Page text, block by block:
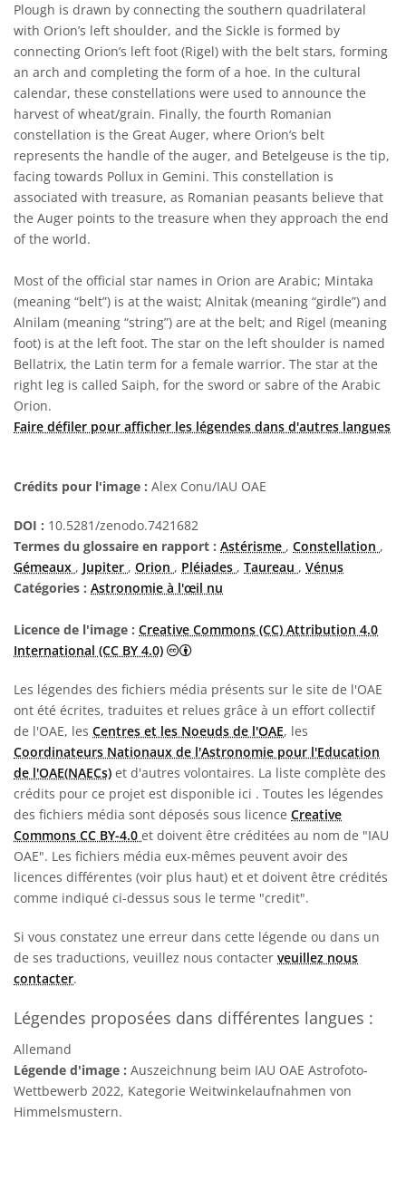
Plough is drawn by connecting the southern quadrilateral
with Orion’s left shoulder, and the Sickle is formed by
connecting Orion’s left foot (Rigel) with the belt stars, forming
an arch and completing the form of a hoe. In the cultural
calendar, these constellations were used to announce the
harvest of wheat/grain. Finally, the fourth Romanian
constellation is the Great Auger, where Orion’s belt
represents the handle of the auger, and Betelgeuse is the tip,
facing towards Pollux in Gemini. This constellation is
associated with treasure, as Romanian peasants believe that
the Auger points to the treasure when they approach the end
of the world.
Most of the official star names in Orion are Arabic; Mintaka
(meaning “belt”) is at the waist; Alnitak (meaning “girdle”) and
Alnilam (meaning “string”) are at the belt; and Rigel (meaning
foot) is at the left foot. The star on the left shoulder is named
Bellatrix, the Latin term for a female warrior. The star at the
right leg is called Saiph, for the sword or sabre of the Arabic
Orion.
Faire défiler pour afficher les légendes dans d'autres langues
Crédits pour l'image : Alex Conu/IAU OAE
DOI : 10.5281/zenodo.7421682
Termes du glossaire en rapport : Astérisme , Constellation ,
Gémeaux , Jupiter , Orion , Pléiades , Taureau , Vénus
Catégories : Astronomie à l'œil nu
Licence de l'image : Creative Commons (CC) Attribution 4.0
International (CC BY 4.0)
Creative Commons (CC)
Les légendes des fichiers média présents sur le site de l'OAE
ont été écrites, traduites et relues grâce à un effort collectif
de l'OAE, les Centres et les Noeuds de l'OAE, les
Coordinateurs Nationaux de l'Astronomie pour l'Education
de l'OAE(NAECs) et d'autres volontaires. La liste complète des
crédits pour ce projet est disponible ici . Toutes les légendes
des fichiers média sont déposés sous licence Creative
Commons CC BY-4.0 et doivent être créditées au nom de "IAU
OAE". Les fichiers média eux-mêmes peuvent avoir des
licences différentes (voir plus haut) et et doivent être crédités
comme indiqué ci-dessus sous le terme "credit".
Si vous constatez une erreur dans cette légende ou dans un
de ses traductions, veuillez nous contacter veuillez nous
contacter.
Légendes proposées dans différentes langues :
Allemand
Légende d'image : Auszeichnung beim IAU OAE Astrofoto-
Wettbewerb 2022, Kategorie Weitwinkelaufnahmen von
Himmelsmustern.